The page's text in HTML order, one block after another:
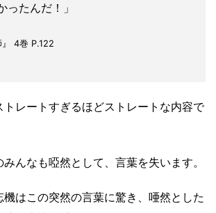
ったんだ！」
4巻 P.122
レートすぎるほどストレートな内容で
んなも啞然として、言葉を失います。
はこの突然の言葉に驚き、唖然とした